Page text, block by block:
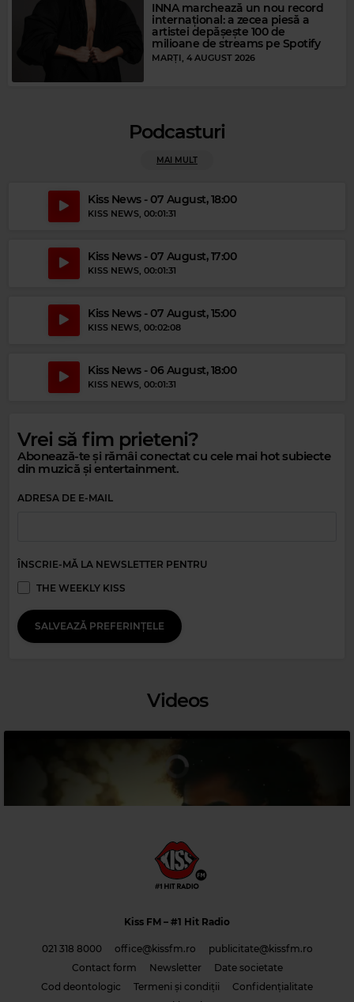
CAMEO – WORD UP
Magic 90s Hits
KYLIE MINOGUE –CONFIDE IN ME
Magic Jazz
THE PLANETS, OP. 32: IV. JUPITER, THE BRINGER OF
JOLLITY
INNA marchează un nou record
internațional: a zecea piesă a
artistei depășește 100 de
milioane de streams pe Spotify
MARȚI, 4 AUGUST 2026
Podcasturi
MAI MULT
Kiss News - 07 August, 18:00
KISS NEWS, 00:01:31
Kiss News - 07 August, 17:00
KISS NEWS, 00:01:31
Kiss News - 07 August, 15:00
KISS NEWS, 00:02:08
Kiss News - 06 August, 18:00
KISS NEWS, 00:01:31
Vrei să fim prieteni?
Abonează-te și rămâi conectat cu cele mai hot subiecte
din muzică și entertainment.
ADRESA DE E-MAIL
ÎNSCRIE-MĂ LA NEWSLETTER PENTRU
THE WEEKLY KISS
SALVEAZĂ PREFERINȚELE
Videos
Kiss FM – #1 Hit Radio
021 318 8000 office@kissfm.ro
publicitate@kissfm.ro
Contact form
Newsletter
Date societate
Cod deontologic
Termeni și condiții
Confidențialitate